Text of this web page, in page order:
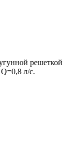
решеткой
л/с.